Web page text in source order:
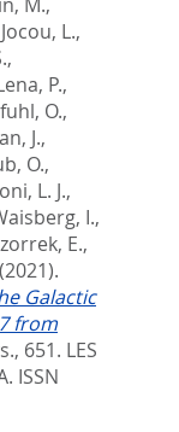
Jocou, L.,
,
P.,
O.,
J.,
O.,
L. J.,
I.,
E.,
(2021).
Galactic
from
651. LES
ISSN